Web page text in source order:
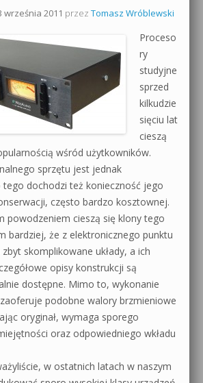
września 2011 przez Tomasz Wróblewski
Proceso
ry
studyjne
sprzed
kilkudzie
sięciu lat
cieszą
wśród użytkowników.
sprzętu jest jednak
tego dochodzi też konieczność jego
często bardzo kosztownej.
powodzeniem cieszą się klony tego
bardziej, że z elektronicznego punktu
skomplikowane układy, a ich
opisy konstrukcji są
dostępne. Mimo to, wykonanie
podobne walory brzmieniowe
oryginał, wymaga sporego
oraz odpowiedniego wkładu
w ostatnich latach w naszym